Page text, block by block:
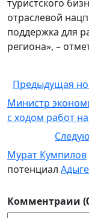
туристского
отраслевой
поддержка для
региона», –
Предыдущая
Министр
с ходом работ
Мурат Кумпилов
потенциал
Комментраии